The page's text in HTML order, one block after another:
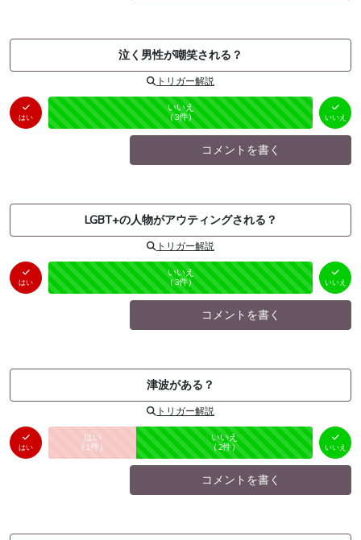
泣く男性が嘲笑される？
トリガー解説
はい
はい
（0件）
未投票
いいえ
（3件） いいえ
コメントを書く
LGBT+の人物がアウティングされる？
トリガー解説
はい
はい
（0件）
未投票
いいえ
（3件） いいえ
コメントを書く
津波がある？
トリガー解説
はい
はい
（ 1件） 未投票
いいえ
（2件） いいえ
コメントを書く